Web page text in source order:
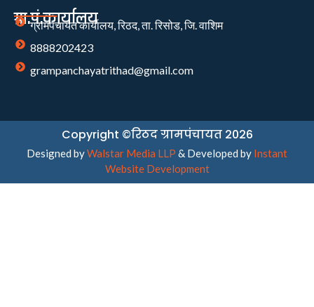
ग्रा.पं.कार्यालय
ग्रामपंचायत कार्यालय, रिठद, ता. रिसोड, जि. वाशिम
8888202423
grampanchayatrithad@gmail.com
Copyright ©रिठद ग्रामपंचायत 2026
Designed byWalstar Media LLP & Developed by Instant
Website Development